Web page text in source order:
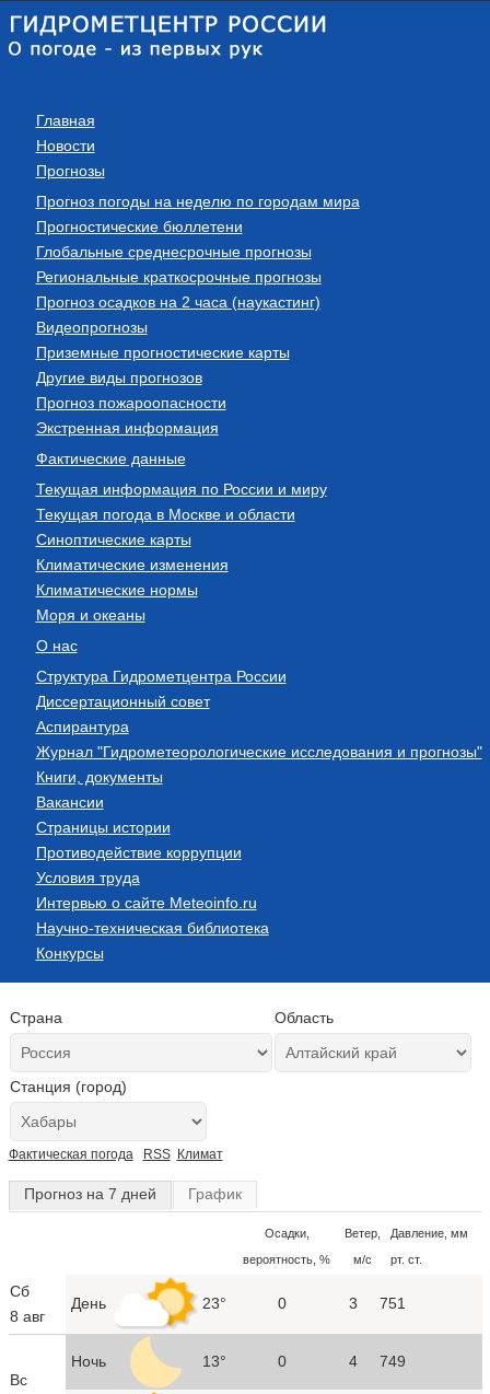
Главная
Новости
Прогнозы
Прогноз погоды на неделю по городам мира
Прогностические бюллетени
Глобальные среднесрочные прогнозы
Региональные краткосрочные прогнозы
Прогноз осадков на 2 часа (наукастинг)
Видеопрогнозы
Приземные прогностические карты
Другие виды прогнозов
Прогноз пожароопасности
Экстренная информация
Фактические данные
Текущая информация по России и миру
Текущая погода в Москве и области
Синоптические карты
Климатические изменения
Климатические нормы
Моря и океаны
О нас
Структура Гидрометцентра России
Диссертационный совет
Аспирантура
Журнал "Гидрометеорологические исследования и прогнозы"
Книги, документы
Вакансии
Страницы истории
Противодействие коррупции
Условия труда
Интервью о сайте Meteoinfo.ru
Научно-техническая библиотека
Конкурсы
Страна Область
Станция (город)
Фактическая погода RSS Климат
Прогноз на 7 дней График
Осадки,
вероятность, %
Ветер,
м/с
Давление, мм
рт. ст.
Сб
8 авг
День 23° 0 3 751
Вс
Ночь 13° 0 4 749